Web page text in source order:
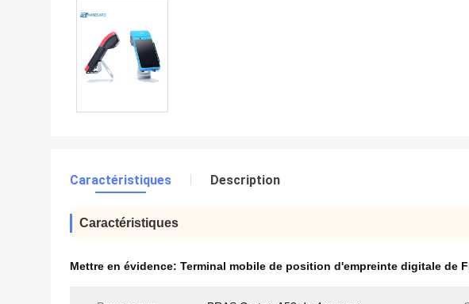
Caractéristiques Description
Caractéristiques
Mettre en évidence: Terminal mobile de position d'empreinte digitale de